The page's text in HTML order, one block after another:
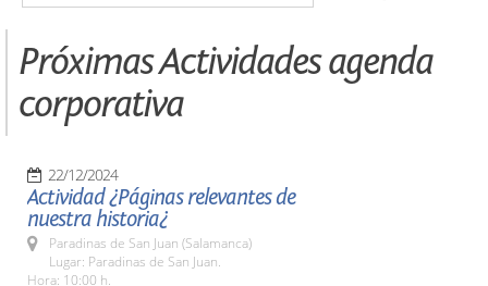
Próximas Actividades agenda
corporativa
22/12/2024
Actividad ¿Páginas relevantes de
nuestra historia¿
Paradinas de San Juan (Salamanca)
Lugar: Paradinas de San Juan.
Hora: 10:00 h.